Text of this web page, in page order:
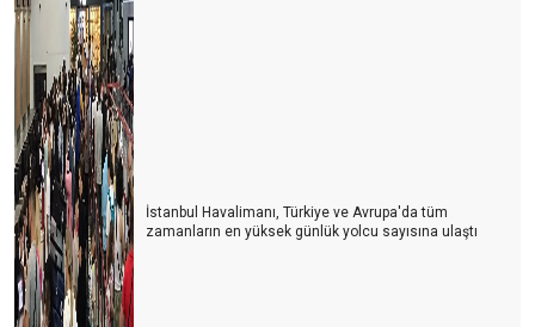
İstanbul Havalimanı, Türkiye ve Avrupa'da tüm
zamanların en yüksek günlük yolcu sayısına ulaştı